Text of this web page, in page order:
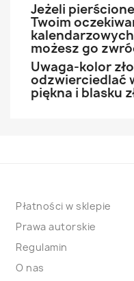
Jeżeli
Twoim
możesz go
Uwaga-kolor
odzwierciedlać
piękna i blasku
Płatności w sklepie
Prawa autorskie
Regulamin
O nas